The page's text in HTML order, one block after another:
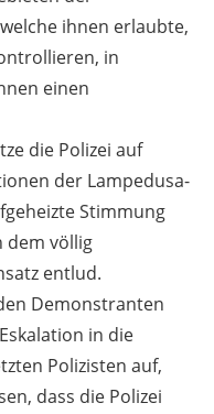
ihnen erlaubte,
in
einen
die Polizei auf
der Lampedusa-
Stimmung
dem völlig
entlud.
Demonstranten
in die
Polizisten auf,
dass die Polizei